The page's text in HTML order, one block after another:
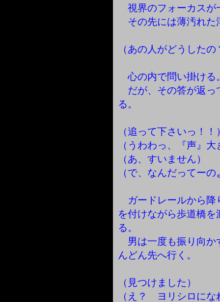
視界のフォーカスが
その先には薄汚れた
（あの人がどうしたの
心の内で問い掛ける
だが、その答が返っ
る。
（追って下さいっ！！
（うわわっ、『声』
（あ、すいません）
（で、なんだってー
ガードレールから降
を付けながら歩道橋
る。
男は一度も振り向か
んどん先へ行く。
（見つけました）
（え？ ヨリシロにな